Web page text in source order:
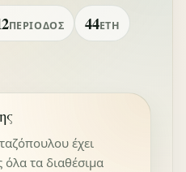
ΠΕΡΊΟΔΟΣ 44ΈΤΗ
έχει
τα διαθέσιμα